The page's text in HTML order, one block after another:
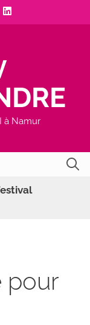
à Namur
pour